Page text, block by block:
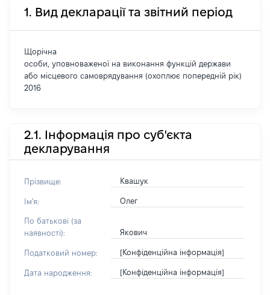
1. Вид декларації та звітний період
Щорічна
особи, уповноваженої на виконання функцій держави
або місцевого самоврядування (охоплює попередній рік)
2016
2.1. Інформація про суб'єкта
декларування
Прізвище: Квашук
Ім'я: Олег
По батькові (за
наявності):
Якович
Податковий номер: [Конфіденційна інформація]
Дата народження: [Конфіденційна інформація]